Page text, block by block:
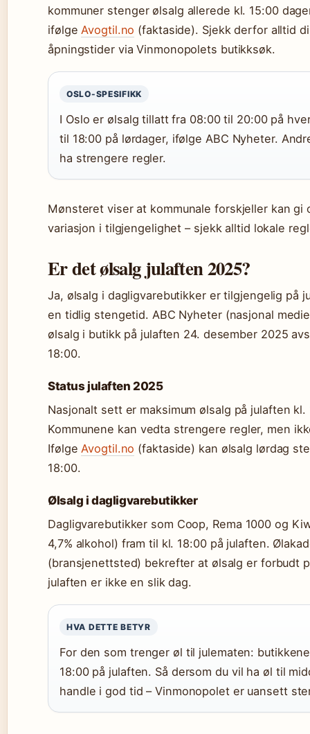
kommuner stenger ølsalg allerede kl. 15:00
ifølgeAvogtil.no (faktaside). Sjekk derfor alltid
åpningstider via Vinmonopolets butikksøk.
OSLO-SPESIFIKK
I Oslo er ølsalg tillatt fra 08:00 til 20:00 på
til 18:00 på lørdager, ifølge ABC Nyheter.
ha strengere regler.
Mønsteret viser at kommunale forskjeller kan gi
variasjon i tilgjengelighet – sjekk alltid lokale
Er det ølsalg julaften 2025?
Ja, ølsalg i dagligvarebutikker er tilgjengelig på
en tidlig stengetid. ABC Nyheter (nasjonal
ølsalg i butikk på julaften 24. desember 2025
18:00.
Status julaften 2025
Nasjonalt sett er maksimum ølsalg på julaften kl.
Kommunene kan vedta strengere regler, men
IfølgeAvogtil.no (faktaside) kan ølsalg lørdag
18:00.
Ølsalg i dagligvarebutikker
Dagligvarebutikker som Coop, Rema 1000 og
4,7% alkohol) fram til kl. 18:00 på julaften.
(bransjenettsted) bekrefter at ølsalg er forbudt
julaften er ikke en slik dag.
HVA DETTE BETYR
For den som trenger øl til julematen:
18:00 på julaften. Så dersom du vil ha øl til
handle i god tid – Vinmonopolet er uansett